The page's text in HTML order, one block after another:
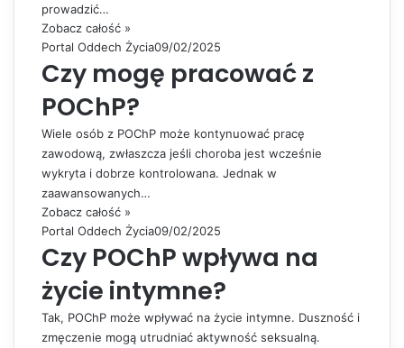
prowadzić…
Zobacz całość »
Portal Oddech Życia09/02/2025
Czy mogę pracować z
POChP?
Wiele osób z POChP może kontynuować pracę
zawodową, zwłaszcza jeśli choroba jest wcześnie
wykryta i dobrze kontrolowana. Jednak w
zaawansowanych…
Zobacz całość »
Portal Oddech Życia09/02/2025
Czy POChP wpływa na
życie intymne?
Tak, POChP może wpływać na życie intymne. Duszność i
zmęczenie mogą utrudniać aktywność seksualną.